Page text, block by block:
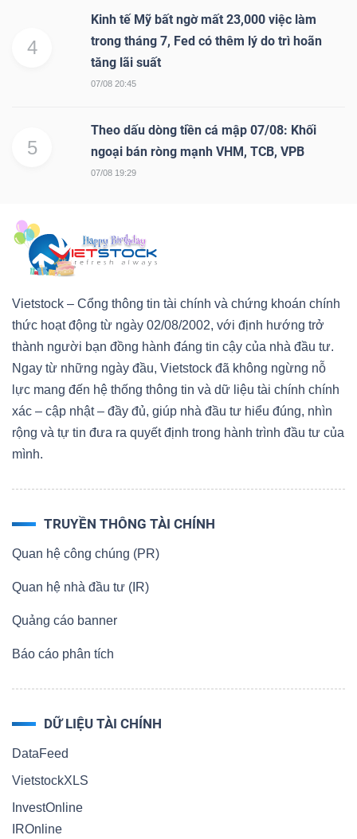
4
Kinh tế Mỹ bất ngờ mất 23,000 việc làm
trong tháng 7, Fed có thêm lý do trì hoãn
tăng lãi suất
07/08 20:45
5
Theo dấu dòng tiền cá mập 07/08: Khối
ngoại bán ròng mạnh VHM, TCB, VPB
07/08 19:29
Vietstock – Cổng thông tin tài chính và chứng khoán chính
thức hoạt động từ ngày 02/08/2002, với định hướng trở
thành người bạn đồng hành đáng tin cậy của nhà đầu tư.
Ngay từ những ngày đầu, Vietstock đã không ngừng nỗ
lực mang đến hệ thống thông tin và dữ liệu tài chính chính
xác – cập nhật – đầy đủ, giúp nhà đầu tư hiểu đúng, nhìn
rộng và tự tin đưa ra quyết định trong hành trình đầu tư của
mình.
TRUYỀN THÔNG TÀI CHÍNH
Quan hệ công chúng (PR)
Quan hệ nhà đầu tư (IR)
Quảng cáo banner
Báo cáo phân tích
DỮ LIỆU TÀI CHÍNH
DataFeed
VietstockXLS
InvestOnline
IROnline